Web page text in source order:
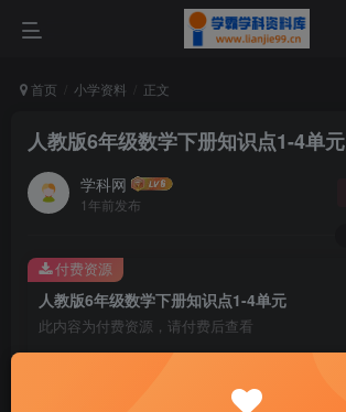
首页 小学资料 正文
人教版6年级数学下册知识点1-4单元
学科网
1年前发布
人教版6年级数学下册知识点1-4单元
此内容为付费资源，请付费后查看
9.9
付费资源